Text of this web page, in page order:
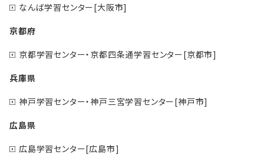
なんば学習センター[大阪市]
京都府
京都学習センター・京都四条通学習センター[京都市]
兵庫県
神戸学習センター・神戸三宮学習センター[神戸市]
広島県
広島学習センター[広島市]